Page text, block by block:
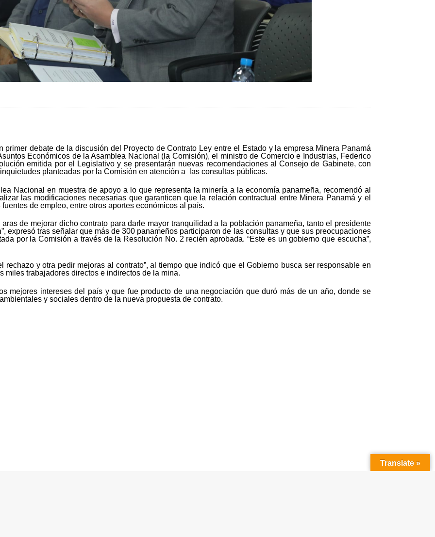
primer debate de la discusión del Proyecto de Contrato Ley entre el Estado y la empresa Minera Panamá
Económicos de la Asamblea Nacional (la Comisión), el ministro de Comercio e Industrias, Federico
emitida por el Legislativo y se presentarán nuevas recomendaciones al Consejo de Gabinete, con
planteadas por la Comisión en atención a las consultas públicas.
Nacional en muestra de apoyo a lo que representa la minería a la economía panameña, recomendó al
las modificaciones necesarias que garanticen que la relación contractual entre Minera Panamá y el
de empleo, entre otros aportes económicos al país.
de mejorar dicho contrato para darle mayor tranquilidad a la población panameña, tanto el presidente
expresó tras señalar que más de 300 panameños participaron de las consultas y que sus preocupaciones
por la Comisión a través de la Resolución No. 2 recién aprobada. “Este es un gobierno que escucha”,
rechazo y otra pedir mejoras al contrato”, al tiempo que indicó que el Gobierno busca ser responsable en
miles trabajadores directos e indirectos de la mina.
mejores intereses del país y que fue producto de una negociación que duró más de un año, donde se
y sociales dentro de la nueva propuesta de contrato.
Translate »